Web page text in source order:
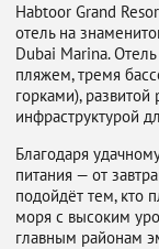
Habtoor Grand
отель на
Dubai Marina.
пляжем, тремя
горками),
инфраструктурой
Благодаря
питания — от
подойдёт тем, кто
моря с высоким
главным районам